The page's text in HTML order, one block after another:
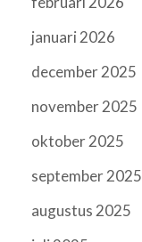
januari 2026
december 2025
november 2025
oktober 2025
september 2025
augustus 2025